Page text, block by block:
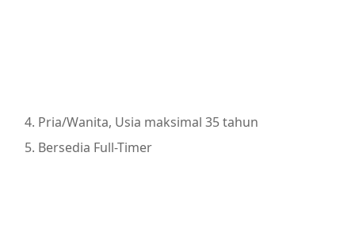
Pria/Wanita, Usia maksimal 35 tahun
Bersedia Full-Timer